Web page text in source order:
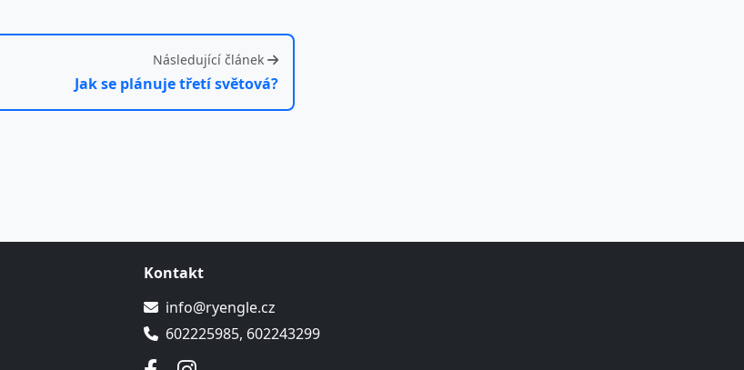
Následující článek
Jak se plánuje třetí světová?
Kontakt
info@ryengle.cz
602225985, 602243299